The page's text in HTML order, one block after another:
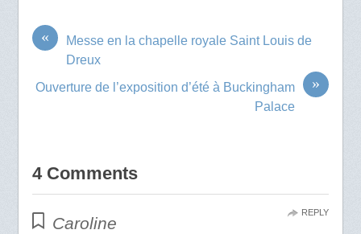
«
Messe en la chapelle royale Saint Louis de
Dreux
»
Ouverture de l’exposition d’été à Buckingham
Palace
4 Comments
Caroline
REPLY